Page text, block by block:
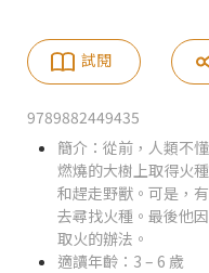
9789882449435
簡介：從前，人類不
燃燒的大樹上取得火
和趕走野獸。可是，
去尋找火種。最後他
取火的辦法。
適讀年齡：3 – 6 歲
試閱